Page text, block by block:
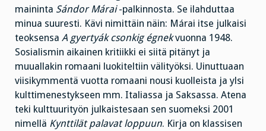
maininta Sándor Márai-palkinnosta. Se ilahduttaa
minua suuresti. Kävi nimittäin näin: Márai itse julkaisi
teoksensa A gyertyák csonkig égnekvuonna 1948.
Sosialismin aikainen kritiikki ei siitä pitänyt ja
muuallakin romaani luokiteltiin välityöksi. Uinuttuaan
viisikymmentä vuotta romaani nousi kuolleista ja ylsi
kulttimenestykseen mm. Italiassa ja Saksassa. Atena
teki kulttuurityön julkaistesaan sen suomeksi 2001
nimellä Kynttilät palavat loppuun. Kirja on klassisen